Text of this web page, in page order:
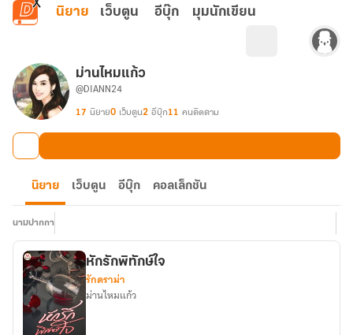
ข้ามไปยังเนื้อหาหลัก
นิยาย เว็บตูน อีบุ๊ก มุมนักเขียน
ม่านไหมแก้ว
@DIANN24
17 นิยาย0 เว็บตูน2 อีบุ๊ก11 คนติดตาม
นิยาย เว็บตูน อีบุ๊ก คอลเล็กชัน
นามปากกา
หักรักพิทักษ์ใจ
รักดราม่า
ม่านไหมแก้ว